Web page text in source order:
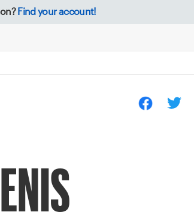
Find your account!